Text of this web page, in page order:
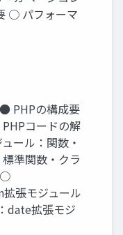
○ パフォーマ
PHPの構成要
コードの解
ール：関数・
準関数・クラ
○
張モジュール
date拡張モジ